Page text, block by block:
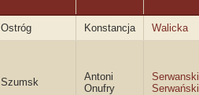
Ostróg Konstancja Walicka
Szumsk
Antoni
Onufry
Serwanski
Serwański